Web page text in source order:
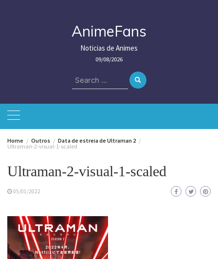
AnimeFans
Noticias de Animes
09/08/2026
Search
for:
Home Outros
Data de estreia de Ultraman 2
Ultraman-2-visual-1-scaled
Ultraman-2-visual-1-scaled
05/01/2022